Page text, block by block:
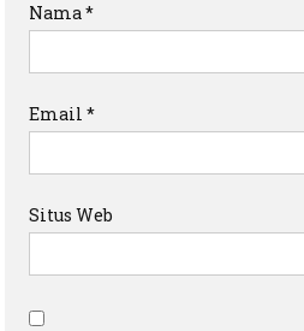
Nama*
Email*
Situs Web